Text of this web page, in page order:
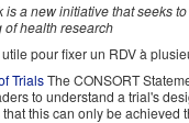
is a new initiative that seeks
of health research
pour fixer un RDV à
TrialsThe CONSORT
to understand a trial's
this can only be